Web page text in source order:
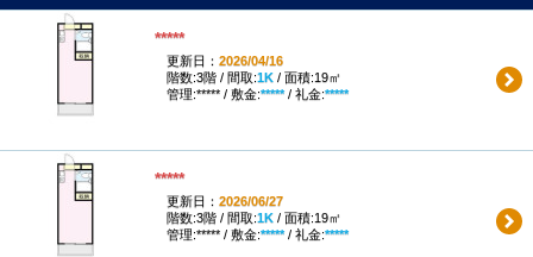
*****
更新日： 2026/04/16
階数:3階 / 間取:1K/ 面積:19㎡
管理:***** / 敷金:*****/ 礼金:*****
*****
更新日： 2026/06/27
階数:3階 / 間取:1K/ 面積:19㎡
管理:***** / 敷金:*****/ 礼金:*****